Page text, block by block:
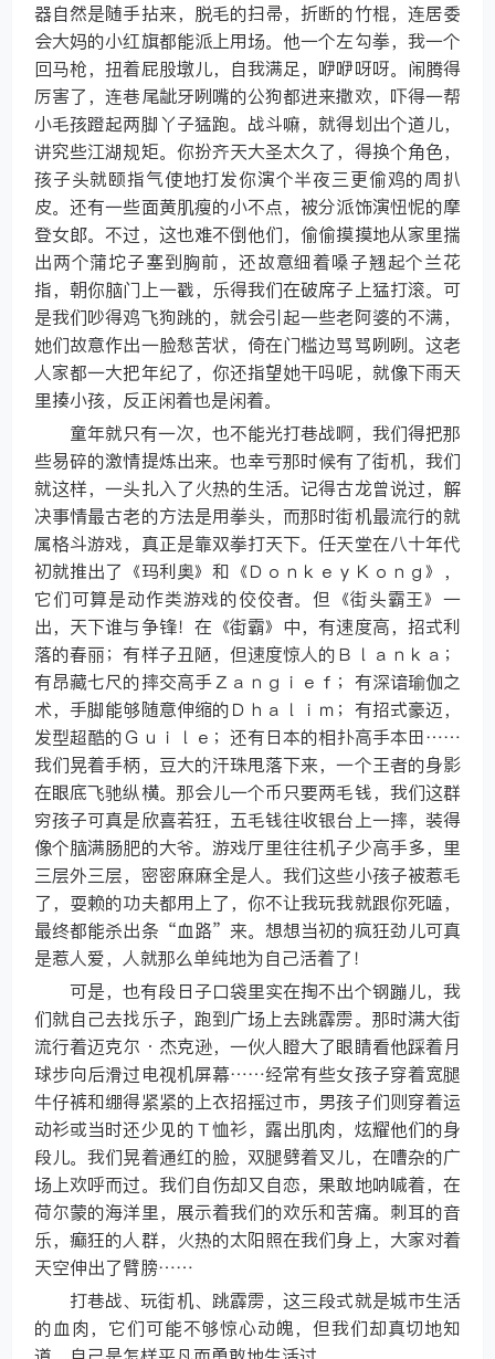
器自然是随手拈来，脱毛的扫帚，折断的竹棍，连居委
会大妈的小红旗都能派上用场。他一个左勾拳，我一个
回马枪，扭着屁股墩儿，自我满足，咿咿呀呀。闹腾得
厉害了，连巷尾龇牙咧嘴的公狗都进来撒欢，吓得一帮
小毛孩蹬起两脚丫子猛跑。战斗嘛，就得划出个道儿，
讲究些江湖规矩。你扮齐天大圣太久了，得换个角色，
孩子头就颐指气使地打发你演个半夜三更偷鸡的周扒
皮。还有一些面黄肌瘦的小不点，被分派饰演忸怩的摩
登女郎。不过，这也难不倒他们，偷偷摸摸地从家里揣
出两个蒲坨子塞到胸前，还故意细着嗓子翘起个兰花
指，朝你脑门上一戳，乐得我们在破席子上猛打滚。可
是我们吵得鸡飞狗跳的，就会引起一些老阿婆的不满，
她们故意作出一脸愁苦状，倚在门槛边骂骂咧咧。这老
人家都一大把年纪了，你还指望她干吗呢，就像下雨天
里揍小孩，反正闲着也是闲着。
童年就只有一次，也不能光打巷战啊，我们得把那
些易碎的激情提炼出来。也幸亏那时候有了街机，我们
就这样，一头扎入了火热的生活。记得古龙曾说过，解
决事情最古老的方法是用拳头，而那时街机最流行的就
属格斗游戏，真正是靠双拳打天下。任天堂在八十年代
初就推出了《玛利奥》和《ＤｏｎｋｅｙＫｏｎｇ》，
它们可算是动作类游戏的佼佼者。但《街头霸王》一
出，天下谁与争锋！在《街霸》中，有速度高，招式利
落的春丽；有样子丑陋，但速度惊人的Ｂｌａｎｋａ；
有昂藏七尺的摔交高手Ｚａｎｇｉｅｆ；有深谙瑜伽之
术，手脚能够随意伸缩的Ｄｈａｌｉｍ；有招式豪迈，
发型超酷的Ｇｕｉｌｅ；还有日本的相扑高手本田……
我们晃着手柄，豆大的汗珠甩落下来，一个王者的身影
在眼底飞驰纵横。那会儿一个币只要两毛钱，我们这群
穷孩子可真是欣喜若狂，五毛钱往收银台上一摔，装得
像个脑满肠肥的大爷。游戏厅里往往机子少高手多，里
三层外三层，密密麻麻全是人。我们这些小孩子被惹毛
了，耍赖的功夫都用上了，你不让我玩我就跟你死嗑，
最终都能杀出条“血路”来。想想当初的疯狂劲儿可真
是惹人爱，人就那么单纯地为自己活着了！
可是，也有段日子口袋里实在掏不出个钢蹦儿，我
们就自己去找乐子，跑到广场上去跳霹雳。那时满大街
流行着迈克尔·杰克逊，一伙人瞪大了眼睛看他踩着月
球步向后滑过电视机屏幕……经常有些女孩子穿着宽腿
牛仔裤和绷得紧紧的上衣招摇过市，男孩子们则穿着运
动衫或当时还少见的Ｔ恤衫，露出肌肉，炫耀他们的身
段儿。我们晃着通红的脸，双腿劈着叉儿，在嘈杂的广
场上欢呼而过。我们自伤却又自恋，果敢地呐喊着，在
荷尔蒙的海洋里，展示着我们的欢乐和苦痛。刺耳的音
乐，癫狂的人群，火热的太阳照在我们身上，大家对着
天空伸出了臂膀……
打巷战、玩街机、跳霹雳，这三段式就是城市生活
的血肉，它们可能不够惊心动魄，但我们却真切地知